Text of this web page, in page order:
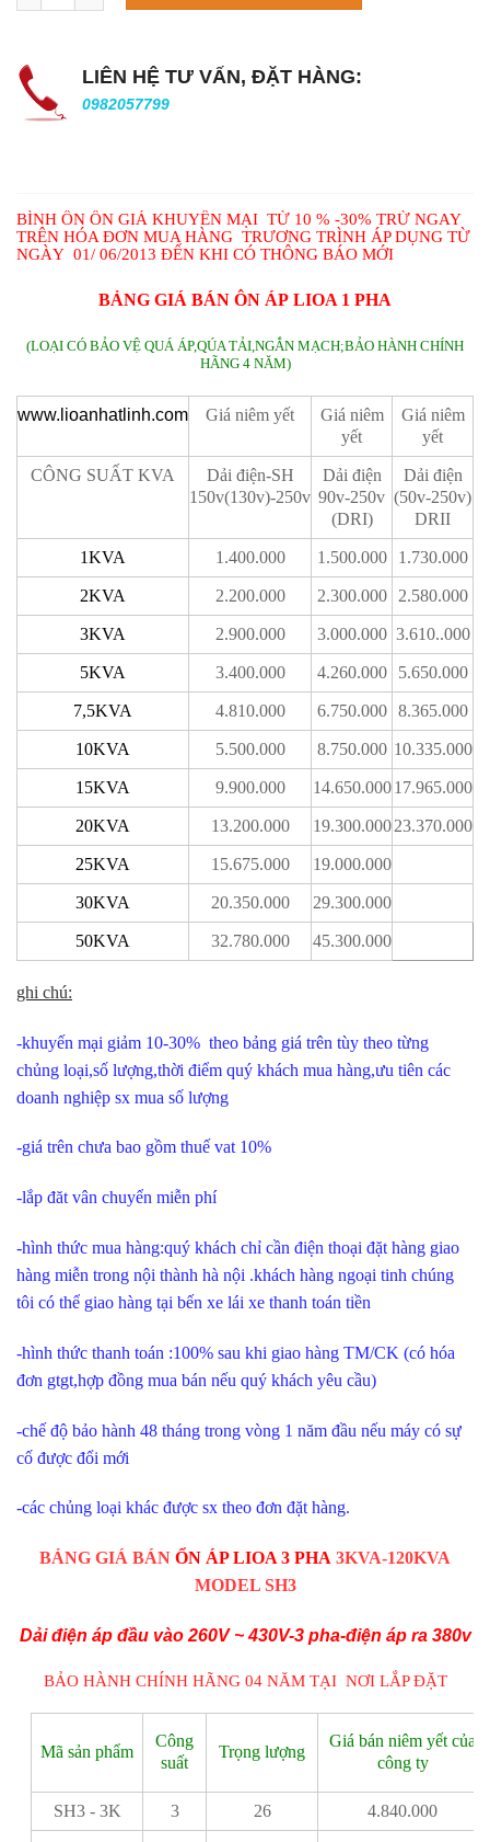
LIÊN HỆ TƯ VẤN, ĐẶT HÀNG:
0982057799
BÌNH ỔN ỔN GIÁ KHUYẾN MẠI TỪ 10 % -30% TRỪ NGAY
TRÊN HÓA ĐƠN MUA HÀNG TRƯƠNG TRÌNH ÁP DỤNG TỪ
NGÀY 01/ 06/2013 ĐẾN KHI CÓ THÔNG BÁO MỚI
BẢNG GIÁ BÁN ÔN ÁP LIOA 1 PHA
(LOẠI CÓ BẢO VỆ QUÁ ÁP,QÚA TẢI,NGẮN MẠCH;BẢO HÀNH CHÍNH
HÃNG 4 NĂM)
www.lioanhatlinh.com Giá niêm yết
Giá niêm
yết
Giá niêm
yết
CÔNG SUẤT KVA
Dải điện-SH
150v(130v)-250v
Dải điện
90v-250v
(DRI)
Dải điện
(50v-250v)
DRII
1KVA 1.400.000 1.500.000 1.730.000
2KVA 2.200.000 2.300.000 2.580.000
3KVA 2.900.000 3.000.000 3.610..000
5KVA 3.400.000 4.260.000 5.650.000
7,5KVA 4.810.000 6.750.000 8.365.000
10KVA 5.500.000 8.750.000 10.335.000
15KVA 9.900.000 14.650.000 17.965.000
20KVA 13.200.000 19.300.000 23.370.000
25KVA 15.675.000 19.000.000
30KVA 20.350.000 29.300.000
50KVA 32.780.000 45.300.000
ghi chú:
-khuyến mại giảm 10-30% theo bảng giá trên tùy theo từng
chủng loại,số lượng,thời điểm quý khách mua hàng,ưu tiên các
doanh nghiệp sx mua số lượng
-giá trên chưa bao gồm thuế vat 10%
-lắp đăt vân chuyển miễn phí
-hình thức mua hàng:quý khách chỉ cần điện thoại đặt hàng giao
hàng miễn trong nội thành hà nội .khách hàng ngoại tinh chúng
tôi có thể giao hàng tại bến xe lái xe thanh toán tiền
-hình thức thanh toán :100% sau khi giao hàng TM/CK (có hóa
đơn gtgt,hợp đồng mua bán nếu quý khách yêu cầu)
-chế độ bảo hành 48 tháng trong vòng 1 năm đầu nếu máy có sự
cố được đổi mới
-các chủng loại khác được sx theo đơn đặt hàng.
BẢNG GIÁ BÁN ỔN ÁP LIOA 3 PHA 3KVA-120KVA
MODEL SH3
Dải điện áp đầu vào 260V ~ 430V-3 pha-điện áp ra 380v
BẢO HÀNH CHÍNH HÃNG 04 NĂM TẠI NƠI LẮP ĐẶT
Mã sản phẩm
Công
suất
Trọng lượng
Giá bán niêm yết của
công ty
SH3 - 3K 3 26 4.840.000